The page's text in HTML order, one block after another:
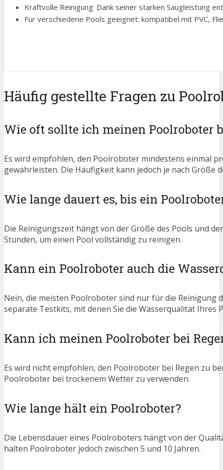
Kraftvolle Reinigung: Dank seiner starken Saugleistung
Für verschiedene Pools geeignet: kompatibel mit PVC,
Häufig gestellte Fragen zu
Wie oft sollte ich meinen Poolroboter
Es wird empfohlen, den Poolroboter mindestens einmal
gewährleisten. Die Häufigkeit kann jedoch je nach Größe
Wie lange dauert es, bis ein
Die Reinigungszeit hängt von der Größe des Pools und
Stunden, um einen Pool vollständig zu reinigen.
Kann ein Poolroboter auch die
Nein, die meisten Poolroboter sind nur für die Reinigung
separate Testkits, mit denen Sie die Wasserqualität Ihres
Kann ich meinen Poolroboter bei
Es wird nicht empfohlen, den Poolroboter bei Regen zu
Poolroboter bei trockenem Wetter zu verwenden.
Wie lange hält ein Poolroboter?
Die Lebensdauer eines Poolroboters hängt von der
halten Poolroboter jedoch zwischen 5 und 10 Jahren.